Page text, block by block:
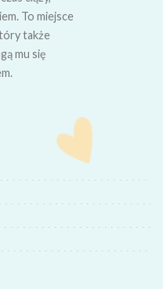
To miejsce
także
mu się